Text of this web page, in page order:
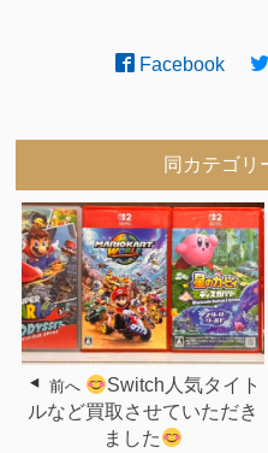
Facebook
同カテゴリ
前へ
Switch人気タイト
ルなど買取させていただき
ました